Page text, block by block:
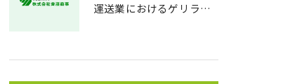
運送業におけるゲリラ豪雨対策の実践法